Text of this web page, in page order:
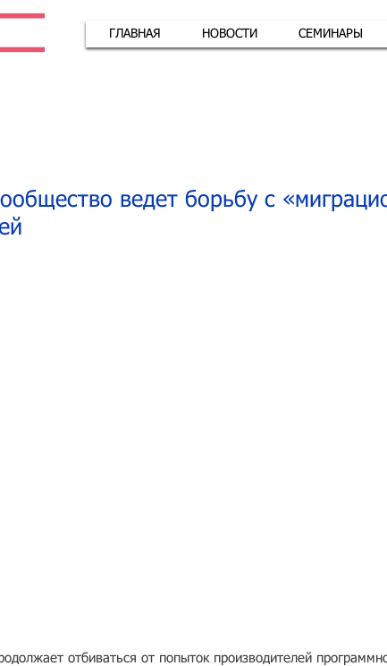
ГЛАВНАЯ НОВОСТИ СЕМИНАРЫ
ведет борьбу с
отбиваться от попыток производителей